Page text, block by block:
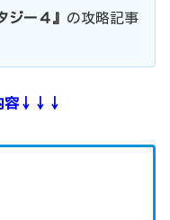
ジー４』 の攻略記事
容↓↓↓